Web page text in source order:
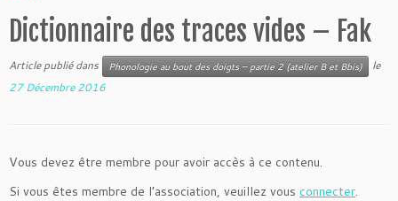
Dictionnaire des traces vides – Fak
Article publié dans Phonologie au bout des doigts – partie 2 (atelier B et Bbis)
le
27 Décembre 2016
Vous devez être membre pour avoir accès à ce contenu.
Si vous êtes membre de l’association, veuillez vous connecter.